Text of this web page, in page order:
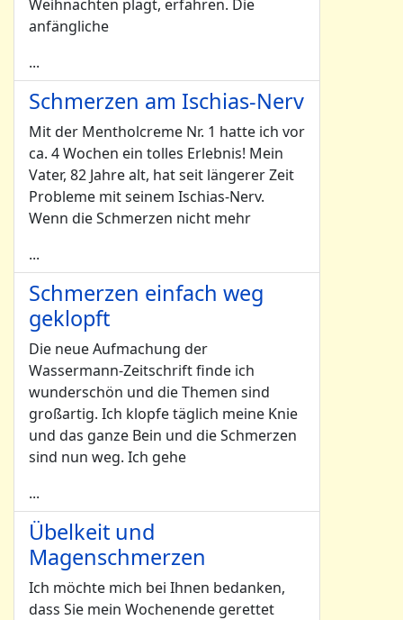
Weihnachten plagt, erfahren. Die
anfängliche
...
Schmerzen am Ischias-Nerv
Mit der Mentholcreme Nr. 1 hatte ich vor
ca. 4 Wochen ein tolles Erlebnis! Mein
Vater, 82 Jahre alt, hat seit längerer Zeit
Probleme mit seinem Ischias-Nerv.
Wenn die Schmerzen nicht mehr
...
Schmerzen einfach weg
geklopft
Die neue Aufmachung der
Wassermann-Zeitschrift finde ich
wunderschön und die Themen sind
großartig. Ich klopfe täglich meine Knie
und das ganze Bein und die Schmerzen
sind nun weg. Ich gehe
...
Übelkeit und
Magenschmerzen
Ich möchte mich bei Ihnen bedanken,
dass Sie mein Wochenende gerettet